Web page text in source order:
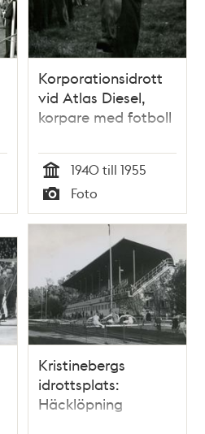
Korporationsidrott
vid Atlas Diesel,
korpare med fotboll
Tid
1940 till 1955
Typ
Foto
Kristinebergs
idrottsplats:
Häcklöpning